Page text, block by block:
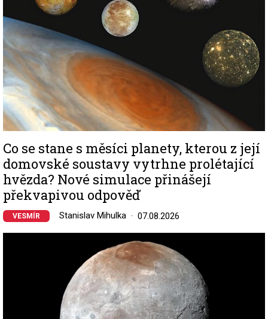
Co se stane s měsíci planety, kterou z její
domovské soustavy vytrhne prolétající
hvězda? Nové simulace přinášejí
překvapivou odpověď
VESMÍR Stanislav Mihulka 07.08.2026